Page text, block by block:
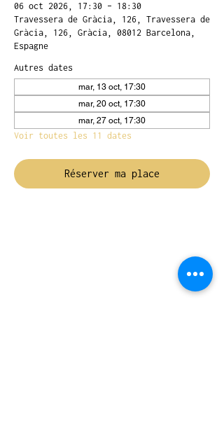
06 oct 2026, 17:30 – 18:30
Travessera de Gràcia, 126, Travessera de
Gràcia, 126, Gràcia, 08012 Barcelona,
Espagne
Autres dates
mar, 13 oct, 17:30
mar, 20 oct, 17:30
mar, 27 oct, 17:30
Voir toutes les 11 dates
Réserver ma place